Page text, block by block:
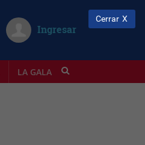
Ingresar
LA GALA INFOSTYLE
Cerrar